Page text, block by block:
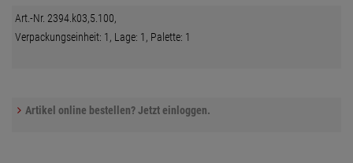
Art.-Nr. 2394.k03,5.100,
Verpackungseinheit: 1, Lage: 1, Palette: 1
Artikel online bestellen? Jetzt einloggen.